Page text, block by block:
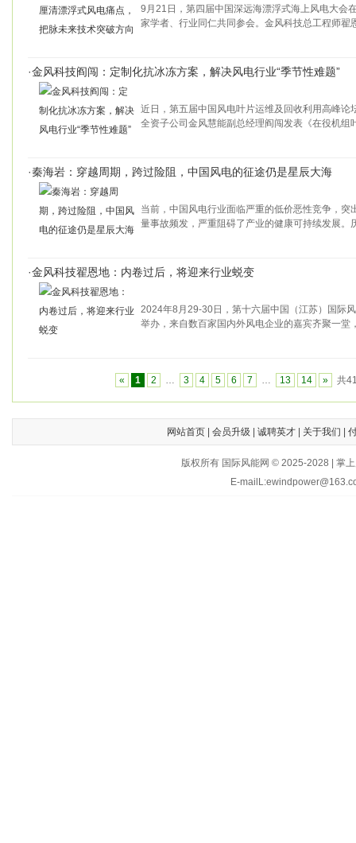
9月21日，第四届中国深远海漂浮式海上风电大会
家学者、行业同仁共同参会。金风科技总工程师翟
·金风科技阎闯：定制化抗冰冻方案，解决风电行业“季节性难题”
近日，第五届中国风电叶片运维及回收利用高峰论
全资子公司金风慧能副总经理阎闯发表《在役机组
·秦海岩：穿越周期，跨过险阻，中国风电的征途仍是星辰大海
当前，中国风电行业面临严重的低价恶性竞争，突
量事故频发，严重阻碍了产业的健康可持续发展。
·金风科技翟恩地：内卷过后，将迎来行业蜕变
2024年8月29-30日，第十六届中国（江苏）国际
举办，来自数百家国内外风电企业的嘉宾齐聚一堂
« 1 2 … 3 4 5 6 7 … 13 14 » 共
网站首页| 会员升级 诚聘英才| 关于我们
版权所有 国际风能网 © 2025-2028 | 掌
E-